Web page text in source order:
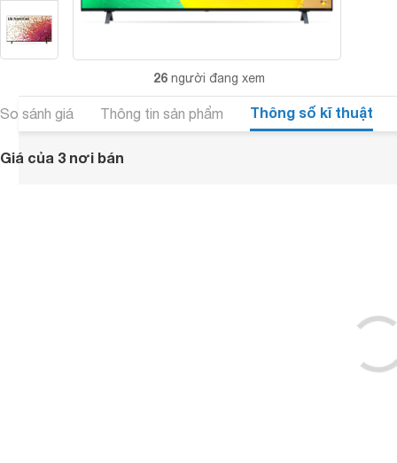
26 người đang xem
So sánh giá Thông tin sản phẩm Thông số kĩ thuật
Giá của 3 nơi bán